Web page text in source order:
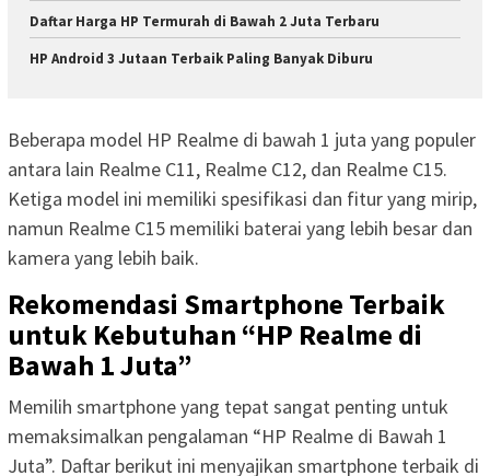
Daftar Harga HP Termurah di Bawah 2 Juta Terbaru
HP Android 3 Jutaan Terbaik Paling Banyak Diburu
Beberapa model HP Realme di bawah 1 juta yang populer
antara lain Realme C11, Realme C12, dan Realme C15.
Ketiga model ini memiliki spesifikasi dan fitur yang mirip,
namun Realme C15 memiliki baterai yang lebih besar dan
kamera yang lebih baik.
Rekomendasi Smartphone Terbaik
untuk Kebutuhan “HP Realme di
Bawah 1 Juta”
Memilih smartphone yang tepat sangat penting untuk
memaksimalkan pengalaman “HP Realme di Bawah 1
Juta”. Daftar berikut ini menyajikan smartphone terbaik di